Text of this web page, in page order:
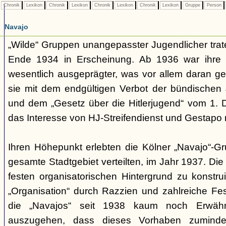
Chronik Lexikon Chronik Lexikon Chronik Lexikon Chronik Lexikon Gruppe Person
Navajo
„Wilde“ Gruppen unangepasster Jugendlicher
Ende 1934 in Erscheinung. Ab 1936 war ihre
wesentlich ausgeprägter, was vor allem daran
sie mit dem endgültigen Verbot der
und dem „Gesetz über die Hitlerjugend“ vom 1.
das Interesse von HJ-Streifendienst und Gestapo
Ihren Höhepunkt erlebten die Kölner „Navajo“-
gesamte Stadtgebiet verteilten, im Jahr 1937.
festen organisatorischen Hintergrund zu
„Organisation“ durch Razzien und zahlreiche
die „Navajos“ seit 1938 kaum noch
auszugehen, dass dieses Vorhaben